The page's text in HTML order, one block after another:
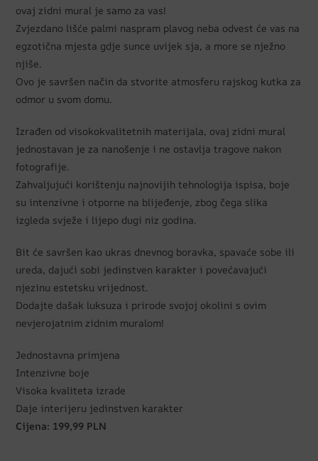
ovaj zidni mural je samo za vas!
Zvjezdano lišće palmi naspram plavog neba odvest će vas na
egzotična mjesta gdje sunce uvijek sja, a more se nježno
njiše.
Ovo je savršen način da stvorite atmosferu rajskog kutka za
odmor u svom domu.
Izrađen od visokokvalitetnih materijala, ovaj zidni mural
jednostavan je za nanošenje i ne ostavlja tragove nakon
fotografije.
Zahvaljujući korištenju najnovijih tehnologija ispisa, boje
su intenzivne i otporne na blijeđenje, zbog čega slika
izgleda svježe i lijepo dugi niz godina.
Bit će savršen kao ukras dnevnog boravka, spavaće sobe ili
ureda, dajući sobi jedinstven karakter i povećavajući
njezinu estetsku vrijednost.
Dodajte dašak luksuza i prirode svojoj okolini s ovim
nevjerojatnim zidnim muralom!
Jednostavna primjena
Intenzivne boje
Visoka kvaliteta izrade
Daje interijeru jedinstven karakter
Cijena: 199,99 PLN